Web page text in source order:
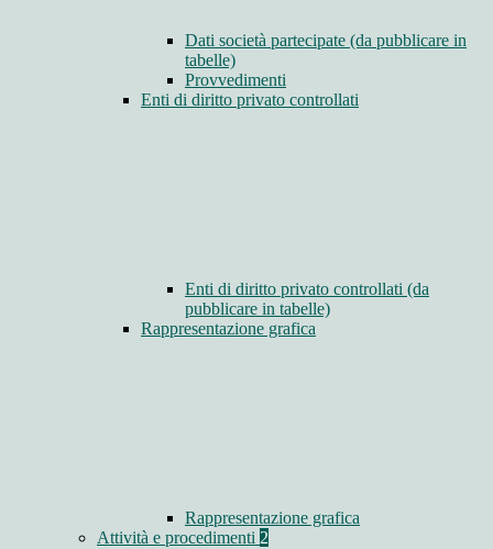
Dati società partecipate (da pubblicare in
tabelle)
Provvedimenti
Enti di diritto privato controllati
Enti di diritto privato controllati (da
pubblicare in tabelle)
Rappresentazione grafica
Rappresentazione grafica
Attività e procedimenti 2